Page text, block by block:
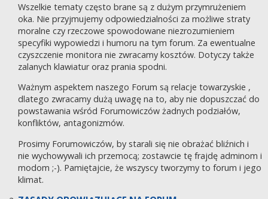
Wszelkie tematy często brane są z dużym przymrużeniem
oka. Nie przyjmujemy odpowiedzialności za możliwe straty
moralne czy rzeczowe spowodowane niezrozumieniem
specyfiki wypowiedzi i humoru na tym forum. Za ewentualne
czyszczenie monitora nie zwracamy kosztów. Dotyczy także
zalanych klawiatur oraz prania spodni.
Ważnym aspektem naszego Forum są relacje towarzyskie ,
dlatego zwracamy dużą uwagę na to, aby nie dopuszczać do
powstawania wśród Forumowiczów żadnych podziałów,
konfliktów, antagonizmów.
Prosimy Forumowiczów, by starali się nie obrażać bliźnich i
nie wychowywali ich przemocą; zostawcie tę frajdę adminom i
modom ;-). Pamiętajcie, że wszyscy tworzymy to forum i jego
klimat.